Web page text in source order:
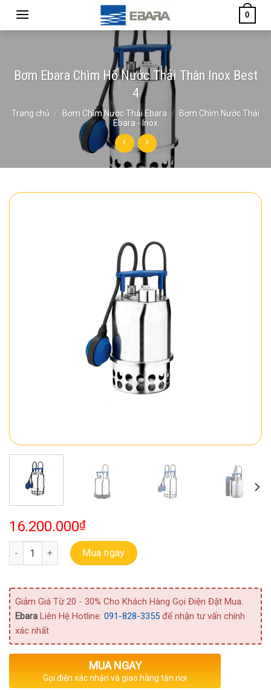
0
Bơm Ebara Chìm Hố Nước Thải Thân Inox Best
4
Trang chủ / Bơm Chìm Nước Thải Ebara /
Bơm Chìm Nước Thải
Ebara - Inox
16.200.000₫
Bơm Ebara Chìm Hố Nước Thải Thân Inox Best 4 số lượng
Mua ngay
Giảm Giá Từ 20 - 30% Cho Khách Hàng Gọi Điện Đặt Mua.
Ebara Liên Hệ Hotline: 091-828-3355 để nhận tư vấn chính
xác nhất
MUA NGAY
Gọi điện xác nhận và giao hàng tận nơi